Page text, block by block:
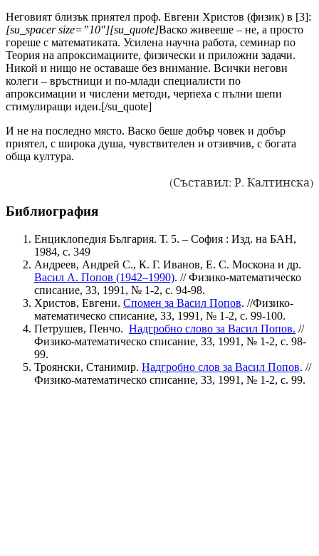
Неговият близък приятел проф. Евгени Христов (физик) в [3]:
[su_spacer size=”10″][su_quote]Васко живееше – не, а просто
гореше с математиката. Усилена научна работа, семинар по
Теория на апроксимациите, физически и приложни задачи.
Никой и нищо не оставаше без внимание. Всички негови
колеги – връстници и по-млади специалисти по
апроксимации и числени методи, черпеха с пълни шепи
стимулиращи идеи.[/su_quote]
И не на последно място. Васко беше добър човек и добър
приятел, с широка душа, чувствителен и отзивчив, с богата
обща култура.
(Съставил: Р. Калтинска)
Библиография
Eнциклопедия България. Т. 5. – София : Изд. на БАН,
1984, с. 349
Андреев, Андрей С., К. Г. Иванов, Е. С. Москона и др.
Васил А. Попов (1942–1990). // Физико-математическо
списание, 33, 1991, № 1-2, с. 94-98.
Христов, Евгени. Спомен за Васил Попов. //Физико-
математическо списание, 33, 1991, № 1-2, с. 99-100.
Петрушев, Пенчо. Надгробно слово за Васил Попов. //
Физико-математическо списание, 33, 1991, № 1-2, с. 98-
99.
Троянски, Станимир. Надгробно слов за Васил Попов. //
Физико-математическо списание, 33, 1991, № 1-2, с. 99.